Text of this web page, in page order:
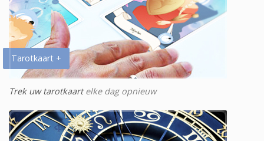
Tarotkaart +
Trek uw tarotkaartelke dag opnieuw